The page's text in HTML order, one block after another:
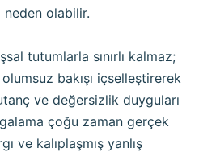
olabilir.
tutumlarla sınırlı kalmaz;
bakışı içselleştirerek
ve değersizlik duyguları
çoğu zaman gerçek
ve kalıplaşmış yanlış